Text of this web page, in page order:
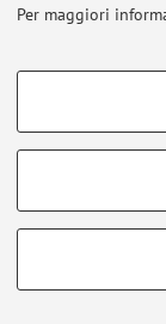
Per maggiori
COOKIE DI
COOKIE
Si tratta di cookie